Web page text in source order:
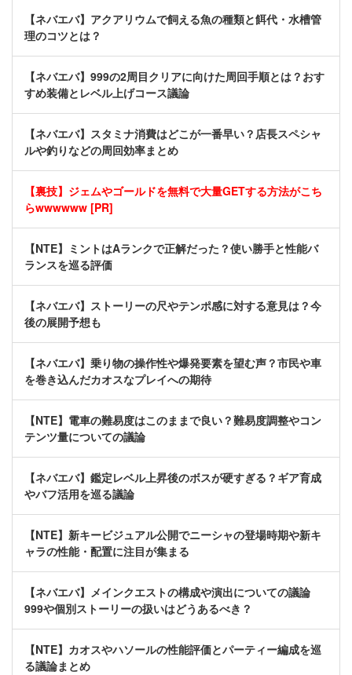
【ネバエバ】アクアリウムで飼える魚の種類と餌代・水槽管
理のコツとは？
【ネバエバ】999の2周目クリアに向けた周回手順とは？おす
すめ装備とレベル上げコース議論
【ネバエバ】スタミナ消費はどこが一番早い？店長スペシャ
ルや釣りなどの周回効率まとめ
【裏技】ジェムやゴールドを無料で大量GETする方法がこち
らwwwwww [PR]
【NTE】ミントはAランクで正解だった？使い勝手と性能バ
ランスを巡る評価
【ネバエバ】ストーリーの尺やテンポ感に対する意見は？今
後の展開予想も
【ネバエバ】乗り物の操作性や爆発要素を望む声？市民や車
を巻き込んだカオスなプレイへの期待
【NTE】電車の難易度はこのままで良い？難易度調整やコン
テンツ量についての議論
【ネバエバ】鑑定レベル上昇後のボスが硬すぎる？ギア育成
やバフ活用を巡る議論
【NTE】新キービジュアル公開でニーシャの登場時期や新キ
ャラの性能・配置に注目が集まる
【ネバエバ】メインクエストの構成や演出についての議論
999や個別ストーリーの扱いはどうあるべき？
【NTE】カオスやハソールの性能評価とパーティー編成を巡
る議論まとめ